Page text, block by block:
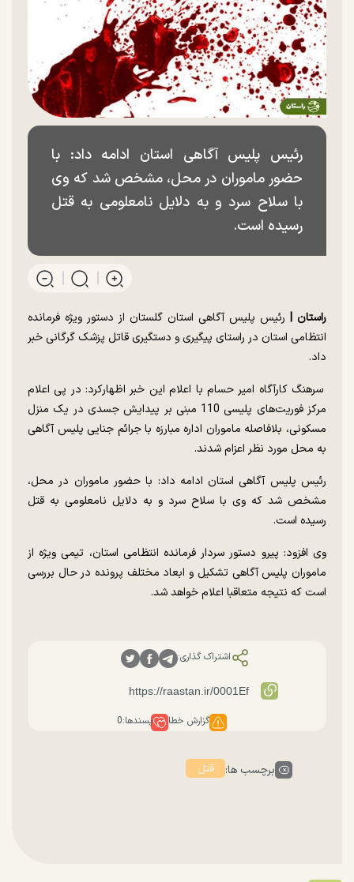
رئیس پلیس آگاهی استان ادامه داد: با
حضور ماموران در محل، مشخص شد که وی
با سلاح سرد و به دلایل نامعلومی به قتل
رسیده است.
راستان |‌ رئیس پلیس آگاهی استان گلستان از دستور ویژه فرمانده
انتظامی استان در راستای پیگیری و دستگیری قاتل پزشک گرگانی خبر
داد.
سرهنگ کارآگاه امیر حسام با اعلام این خبر اظهارکرد: در پی اعلام
مرکز فوریت‌های پلیسی 110 مبنی بر پیدایش جسدی در یک منزل
مسکونی، بلافاصله ماموران اداره مبارزه با جرائم جنایی پلیس آگاهی
به محل مورد نظر اعزام شدند.
رئیس پلیس آگاهی استان ادامه داد: با حضور ماموران در محل،
مشخص شد که وی با سلاح سرد و به دلایل نامعلومی به قتل
رسیده است.
وی افزود: پیرو دستور سردار فرمانده انتظامی استان، تیمی ویژه از
ماموران پلیس آگاهی تشکیل و ابعاد مختلف پرونده در حال بررسی
است که نتیجه متعاقبا اعلام خواهد شد.
اشتراک گذاری:
گزارش خطا پسندها:0
برچسب ها: قتل